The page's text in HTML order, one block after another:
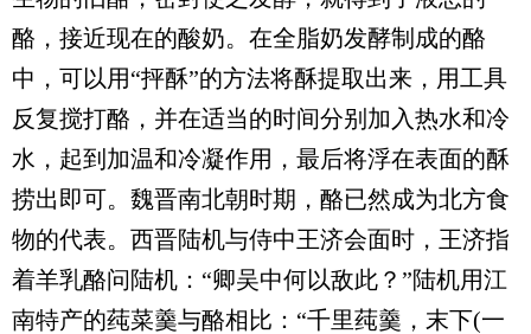
酪，接近现在的酸奶。在全脂奶发酵制成的酪
中，可以用“抨酥”的方法将酥提取出来，用工具
反复搅打酪，并在适当的时间分别加入热水和冷
水，起到加温和冷凝作用，最后将浮在表面的酥
捞出即可。魏晋南北朝时期，酪已然成为北方食
物的代表。西晋陆机与侍中王济会面时，王济指
着羊乳酪问陆机：“卿吴中何以敌此？”陆机用江
南特产的莼菜羹与酪相比：“千里莼羹，末下(一